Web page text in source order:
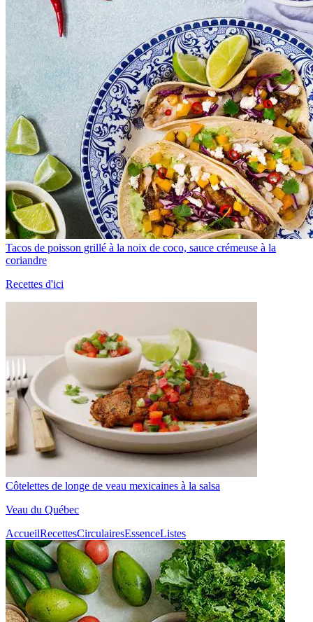
Tacos de poisson grillé à la noix de coco, sauce crémeuse à la
coriandre
Recettes d'ici
Côtelettes de longe de veau mexicaines à la salsa
Veau du Québec
AccueilRecettesCirculairesEssenceListes